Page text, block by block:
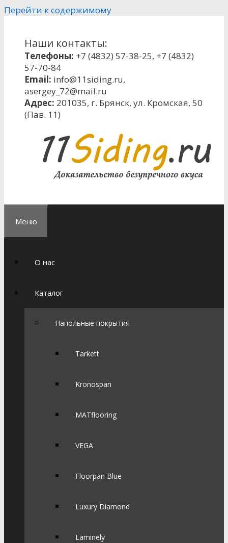
Перейти к содержимому
Наши контакты:
Телефоны: +7 (4832) 57-38-25, +7 (4832)
57-70-84
Email: info@11siding.ru,
asergey_72@mail.ru
Адрес: 201035, г. Брянск, ул. Кромская, 50
(Пав. 11)
Меню
О нас
Каталог
Напольные покрытия
Tarkett
Kronospan
MATflooring
VEGA
Floorpan Blue
Luxury Diamond
Laminely